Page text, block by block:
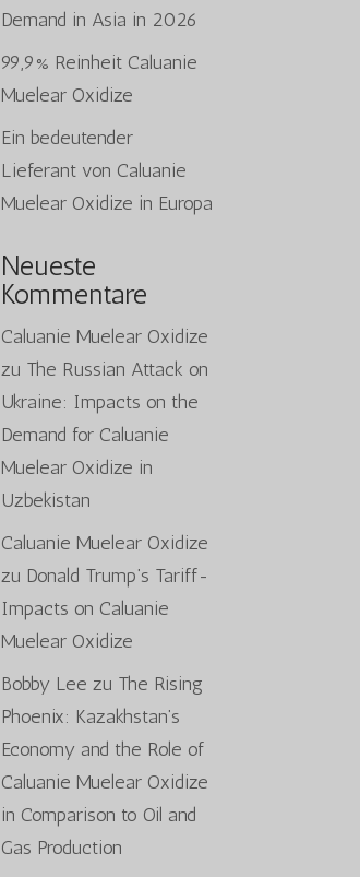
Demand in Asia in 2026
99,9% Reinheit Caluanie
Muelear Oxidize
Ein bedeutender
Lieferant von Caluanie
Muelear Oxidize in Europa
Neueste
Kommentare
Caluanie Muelear Oxidize
zu The Russian Attack on
Ukraine: Impacts on the
Demand for Caluanie
Muelear Oxidize in
Uzbekistan
Caluanie Muelear Oxidize
zu Donald Trump’s Tariff-
Impacts on Caluanie
Muelear Oxidize
Bobby Lee zu The Rising
Phoenix: Kazakhstan’s
Economy and the Role of
Caluanie Muelear Oxidize
in Comparison to Oil and
Gas Production